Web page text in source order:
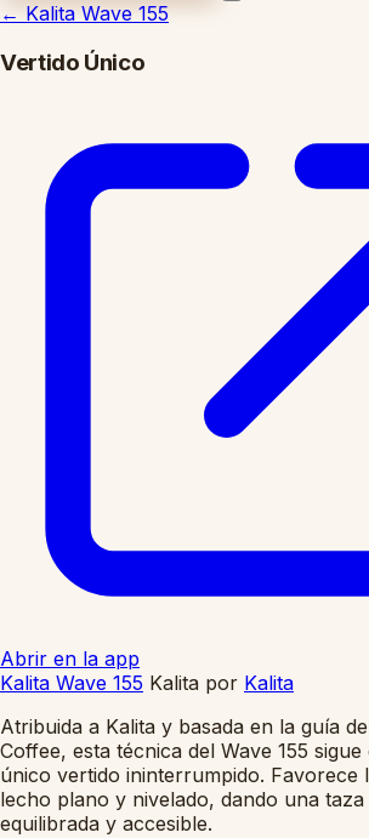
← Kalita Wave 155
Vertido Único
Abrir en la app
Kalita Wave 155 Kalita por Kalita
Atribuida a Kalita y basada en la guía
Coffee, esta técnica del Wave 155
único vertido ininterrumpido. Favorece
lecho plano y nivelado, dando una taza
equilibrada y accesible.